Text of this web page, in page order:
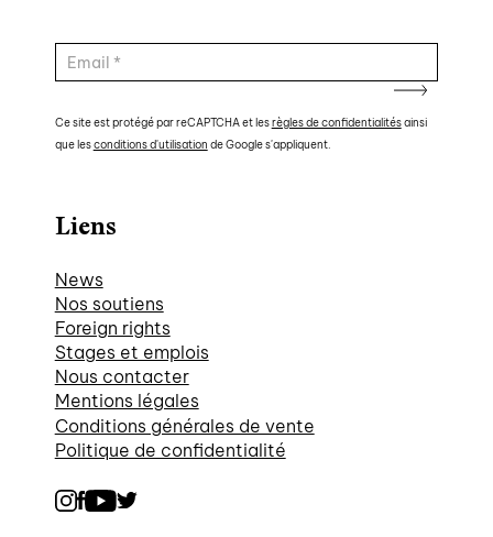
Ce site est protégé par reCAPTCHA et lesrègles de confidentialitésainsi
que lesconditions d'utilisation de Google s'appliquent.
Liens
News
Nos soutiens
Foreign rights
Stages et emplois
Nous contacter
Mentions légales
Conditions générales de vente
Politique de confidentialité